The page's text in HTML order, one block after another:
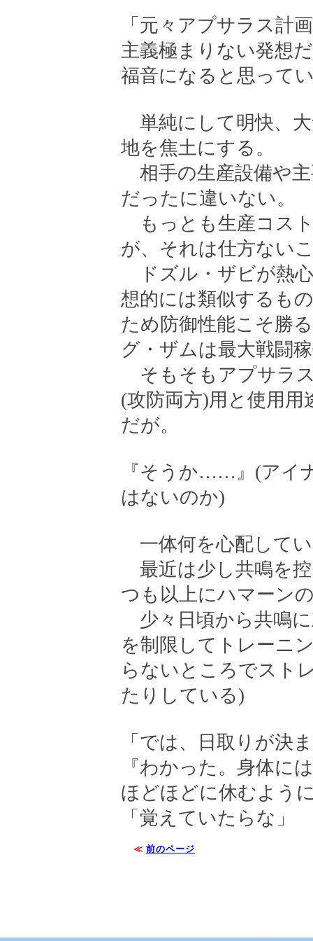
「元々アプサラス計
主義極まりない発想
福音になると思って
単純にして明快、
地を焦土にする。
相手の生産設備や
だったに違いない。
もっとも生産コス
が、それは仕方ない
ドズル・ザビが熱
想的には類似するも
ため防御性能こそ勝
グ・ザムは最大戦闘
そもそもアプサラ
(攻防両方)用と使用
だが。
『そうか……』(アイ
はないのか)
一体何を心配して
最近は少し共鳴を
つも以上にハマーン
少々日頃から共鳴
を制限してトレーニ
らないところでスト
たりしている)
「では、日取りが決
『わかった。身体
ほどほどに休むよう
「覚えていたらな」
≪ 前のページ